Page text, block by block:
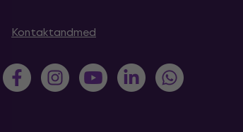
Kontaktandmed